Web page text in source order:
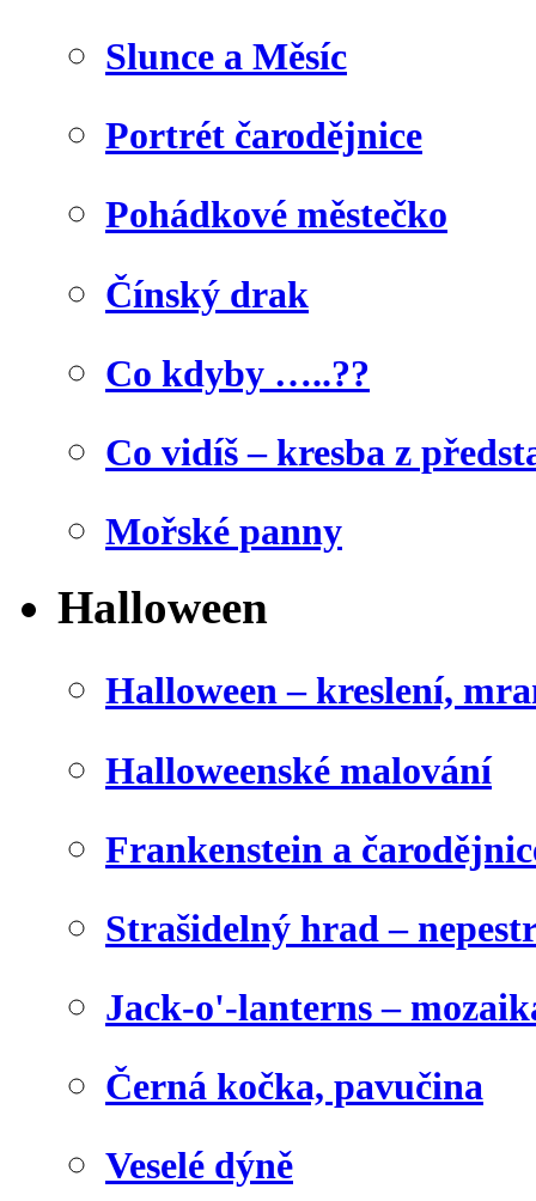
Slunce a Měsíc
Portrét čarodějnice
Pohádkové městečko
Čínský drak
Co kdyby …..??
Co vidíš – kresba z
Mořské panny
Halloween
Halloween – kreslení,
Halloweenské malování
Frankenstein a
Strašidelný hrad –
Jack-o'-lanterns –
Černá kočka, pavučina
Veselé dýně